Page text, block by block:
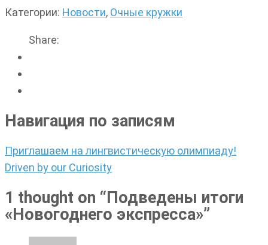
Категории: Новости, Очные кружки
Share:
Навигация по записям
Приглашаем на лингвистическую олимпиаду!
Driven by our Curiosity
1 thought on “Подведены итоги
«Новогоднего экспресса»”